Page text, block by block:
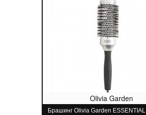
Olivia Garden
Брашинг Olivia Garden ESSENTIAL